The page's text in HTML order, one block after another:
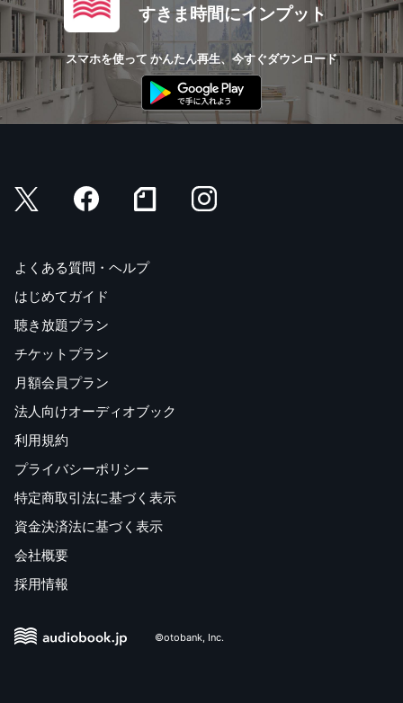
すきま時間にインプット
スマホを使って かんたん再生、今すぐダウンロード
よくある質問・ヘルプ
はじめてガイド
聴き放題プラン
チケットプラン
月額会員プラン
法人向けオーディオブック
利用規約
プライバシーポリシー
特定商取引法に基づく表示
資金決済法に基づく表示
会社概要
採用情報
©otobank, Inc.